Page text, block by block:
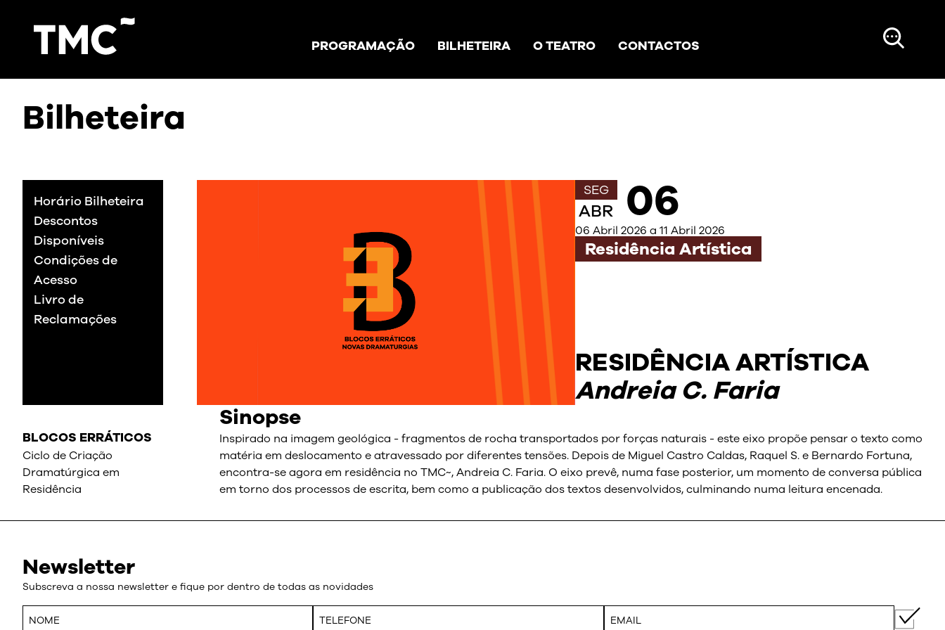
PROGRAMAÇÃO BILHETEIRA O TEATRO CONTACTOS
Bilheteira
Horário Bilheteira
Descontos
Disponíveis
Condições de
Acesso
Livro de
Reclamações
BLOCOS ERRÁTICOS
Ciclo de Criação
Dramatúrgica em
Residência
SEG
ABR 06
06 Abril 2026 a 11 Abril 2026
Residência Artística
RESIDÊNCIA ARTÍSTICA
Andreia C. Faria
Sinopse
Inspirado na imagem geológica - fragmentos de rocha transportados por forças naturais - este eixo propõe pensar o texto como
matéria em deslocamento e atravessado por diferentes tensões. Depois de Miguel Castro Caldas, Raquel S. e Bernardo Fortuna,
encontra-se agora em residência no TMC~, Andreia C. Faria. O eixo prevê, numa fase posterior, um momento de conversa pública
em torno dos processos de escrita, bem como a publicação dos textos desenvolvidos, culminando numa leitura encenada.
Newsletter
Subscreva a nossa newsletter e fique por dentro de todas as novidades